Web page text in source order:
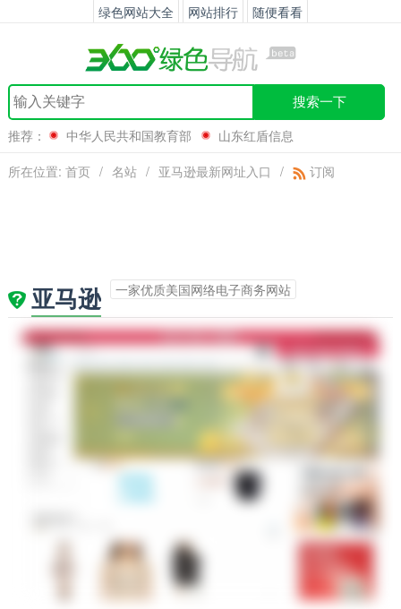
绿色网站大全 网站排行 随便看看
搜索一下
推荐： 中华人民共和国教育部
山东红盾信息
所在位置: 首页 / 名站 / 亚马逊最新网址入口 / 订阅
亚马逊 一家优质美国网络电子商务网站